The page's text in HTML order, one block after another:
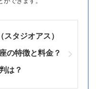
タジオアス）
の特徴と料金？
は？